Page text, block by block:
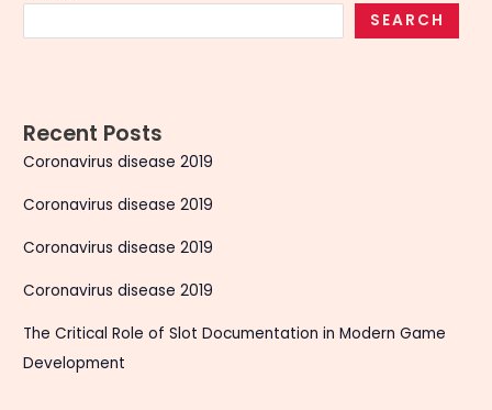
SEARCH
Recent Posts
Coronavirus disease 2019
Coronavirus disease 2019
Coronavirus disease 2019
Coronavirus disease 2019
The Critical Role of Slot Documentation in Modern Game
Development